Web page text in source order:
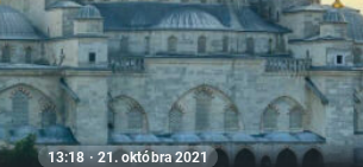
13:18 · 21. októbra 2021